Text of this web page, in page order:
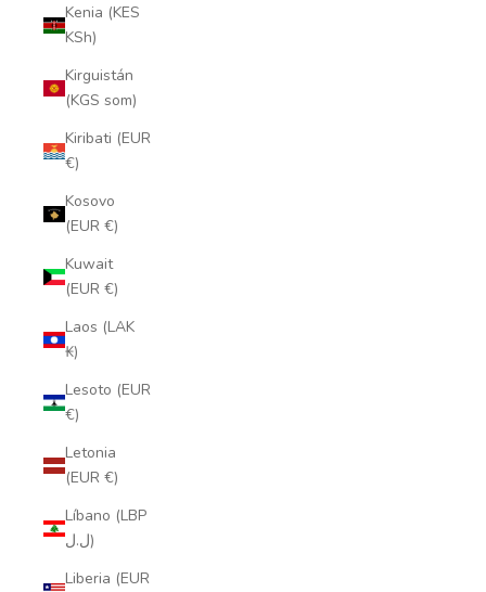
Kenia (KES
KSh)
Kirguistán
(KGS som)
Kiribati (EUR
€)
Kosovo
(EUR €)
Kuwait
(EUR €)
Laos (LAK
₭)
Lesoto (EUR
€)
Letonia
(EUR €)
Líbano (LBP
ل.ل)
Liberia (EUR